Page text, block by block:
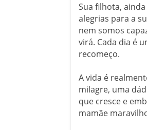
Sua filhota,
alegrias para a
nem somos
virá. Cada dia é
recomeço.
A vida é
milagre, uma
que cresce e
mamãe